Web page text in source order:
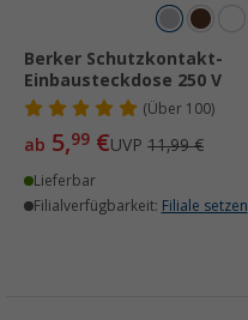
Berker Schutzkontakt-
Einbausteckdose 250 V
(Über100)
ab 5,99 €UVP 11,99 €
Lieferbar
Filialverfügbarkeit: Filiale setzen